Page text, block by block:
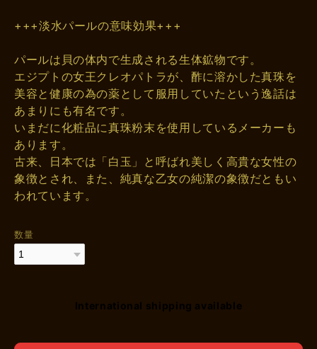
+++淡水パールの意味効果+++
パールは貝の体内で生成される生体鉱物です。
エジプトの女王クレオパトラが、酢に溶かした真珠を
美容と健康の為の薬として服用していたという逸話は
あまりにも有名です。
いまだに化粧品に真珠粉末を使用しているメーカーも
あります。
古来、日本では「白玉」と呼ばれ美しく高貴な女性の
象徴とされ、また、純真な乙女の純潔の象徴だともい
われています。
数量
International shipping available